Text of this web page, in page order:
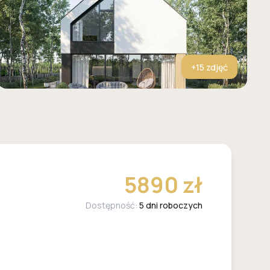
+15 zdjęć
5890 zł
Dostępność: 5 dni roboczych